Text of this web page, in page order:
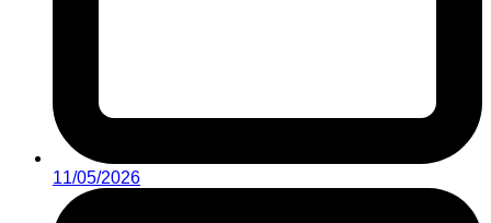
11/05/2026